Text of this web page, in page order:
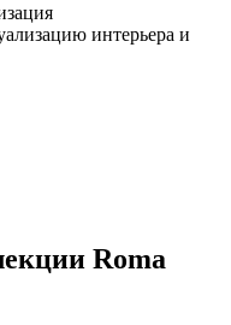
интерьера и
Roma